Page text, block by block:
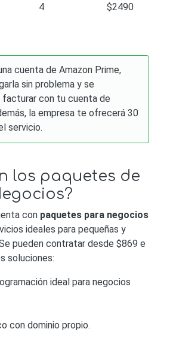
4 $2490
cuenta de Amazon Prime,
sin problema y se
facturar con tu cuenta de
la empresa te ofrecerá 30
servicio.
los paquetes de
con paquetes para negocios
ideales para pequeñas y
pueden contratar desde $869 e
soluciones:
ideal para negocios
con dominio propio.